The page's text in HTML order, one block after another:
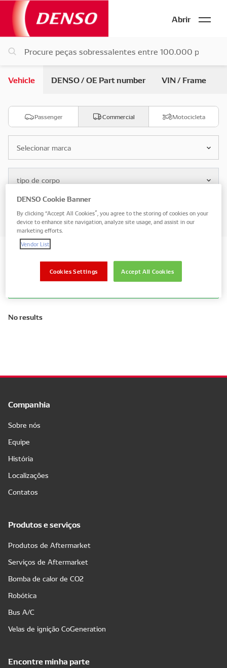
Abrir
Vehicle DENSO / OE Part number VIN / Frame
Passenger Commercial Motocicleta
Selecionar marca
tipo de corpo
Selecione o modelo
Search by vehicle partes
No results
Companhia
Sobre nós
Equipe
História
Localizações
Contatos
Produtos e serviços
Produtos de Aftermarket
Serviços de Aftermarket
Bomba de calor de CO2
Robótica
Bus A/C
Velas de ignição CoGeneration
Encontre minha parte
DENSO Cookie Banner
By clicking “Accept All Cookies”, you agree to the storing of cookies on your
device to enhance site navigation, analyze site usage, and assist in our
marketing efforts.
Vendor List
Accept All Cookies
Cookies Settings